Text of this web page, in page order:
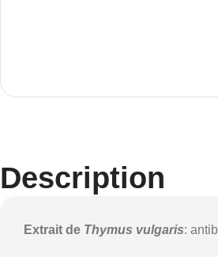
Description
Extrait de Thymus vulgaris: